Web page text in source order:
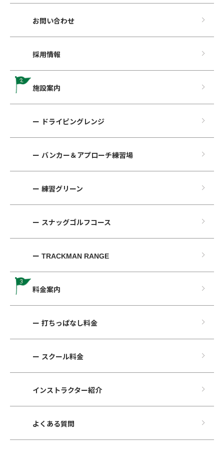
お問い合わせ
採用情報
施設案内
ー ドライピングレンジ
ー バンカー＆アプローチ練習場
ー 練習グリーン
ー スナッグゴルフコース
ー TRACKMAN RANGE
料⾦案内
ー 打ちっぱなし料⾦
ー スクール料金
インストラクター紹介
よくある質問